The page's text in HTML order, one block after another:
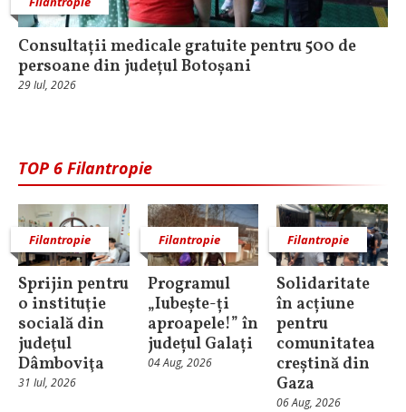
Consultații medicale gratuite pentru 500 de
persoane din județul Botoșani
29 Iul, 2026
TOP 6 Filantropie
Filantropie
Sprijin pentru
o instituţie
socială din
judeţul
Dâmboviţa
31 Iul, 2026
Filantropie
Programul
„Iubește-ți
aproapele!” în
județul Galați
04 Aug, 2026
Filantropie
Solidaritate
în acțiune
pentru
comunitatea
creștină din
Gaza
06 Aug, 2026